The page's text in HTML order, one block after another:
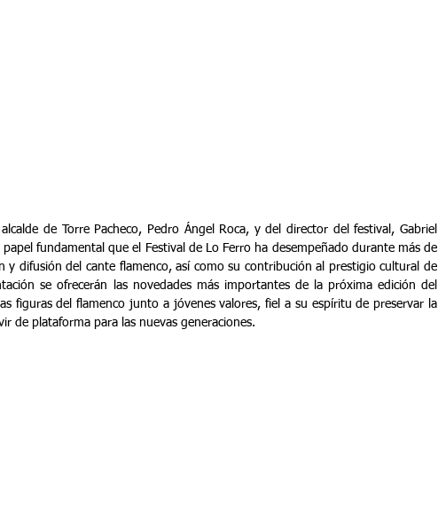
de Torre Pacheco, Pedro Ángel Roca, y del director del festival, Gabriel
fundamental que el Festival de Lo Ferro ha desempeñado durante más de
y difusión del cante flamenco, así como su contribución al prestigio cultural de
se ofrecerán las novedades más importantes de la próxima edición del
figuras del flamenco junto a jóvenes valores, fiel a su espíritu de preservar la
de plataforma para las nuevas generaciones.